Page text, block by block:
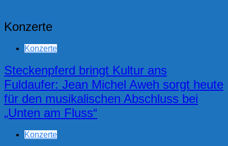
Konzerte
Konzerte
Steckenpferd bringt Kultur ans
Fuldaufer: Jean Michel Aweh sorgt heute
für den musikalischen Abschluss bei
„Unten am Fluss“
Konzerte